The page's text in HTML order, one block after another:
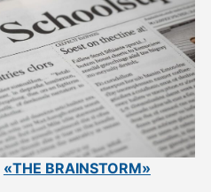
«THE BRAINSTORM»